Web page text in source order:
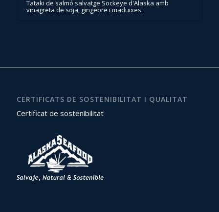
Tataki de salmó salvatge Sockeye d'Alaska amb
vinagreta de soja, gingebre i maduixes.
CERTIFICATS DE SOSTENIBILITAT I QUALITAT
Certificat de sostenibilitat